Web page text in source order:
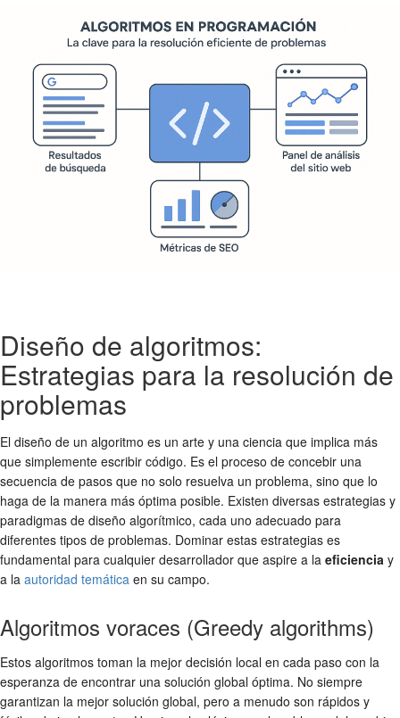
Diseño de algoritmos:
Estrategias para la resolución de
problemas
El diseño de un algoritmo es un arte y una ciencia que implica más
que simplemente escribir código. Es el proceso de concebir una
secuencia de pasos que no solo resuelva un problema, sino que lo
haga de la manera más óptima posible. Existen diversas estrategias y
paradigmas de diseño algorítmico, cada uno adecuado para
diferentes tipos de problemas. Dominar estas estrategias es
fundamental para cualquier desarrollador que aspire a la eficiencia y
a la autoridad temática en su campo.
Algoritmos voraces (Greedy algorithms)
Estos algoritmos toman la mejor decisión local en cada paso con la
esperanza de encontrar una solución global óptima. No siempre
garantizan la mejor solución global, pero a menudo son rápidos y